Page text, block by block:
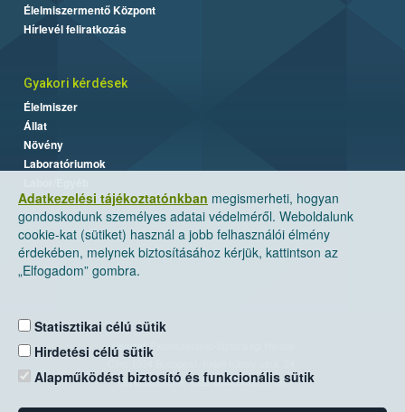
Adatkezelési tájékoztatónkban megismerheti, hogyan
gondoskodunk személyes adatai védelméről. Weboldalunk
cookie-kat (sütiket) használ a jobb felhasználói élmény
érdekében, melynek biztosításához kérjük, kattintson az
„Elfogadom” gombra.
Statisztikai célú sütik
Hirdetési célú sütik
Alapműködést biztosító és funkcionális sütik
Élelmiszermentő Központ
Hírlevél feliratkozás
Gyakori kérdések
Élelmiszer
Állat
Növény
Laboratóriumok
Nemzeti Élelmiszerlánc-biztonsági Hivatal
Levelezési cím: 1525 Budapest. Pf. 30.